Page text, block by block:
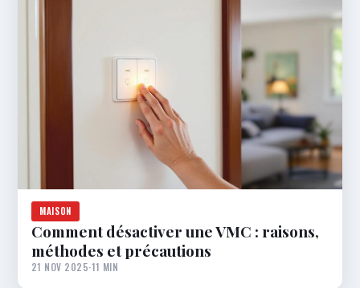
MAISON
Comment désactiver une VMC : raisons,
méthodes et précautions
21 NOV 2025·11 MIN